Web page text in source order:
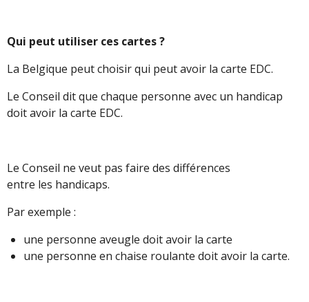
Qui peut utiliser ces cartes ?
La Belgique peut choisir qui peut avoir la carte EDC.
Le Conseil dit que chaque personne avec un handicap
doit avoir la carte EDC.
Le Conseil ne veut pas faire des différences
entre les handicaps.
Par exemple :
une personne aveugle doit avoir la carte
une personne en chaise roulante doit avoir la carte.